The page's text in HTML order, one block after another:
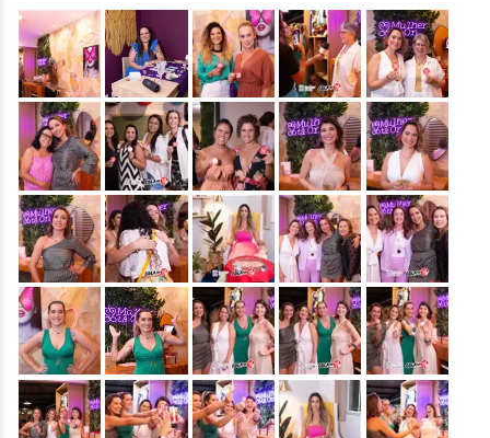
&nbsp; &nbsp; &nbsp; &nbsp; &nbsp;
&nbsp; &nbsp; &nbsp; &nbsp; &nbsp;
&nbsp; &nbsp; &nbsp; &nbsp; &nbsp;
&nbsp; &nbsp; &nbsp; &nbsp; &nbsp;
&nbsp; &nbsp; &nbsp; &nbsp; &nbsp;